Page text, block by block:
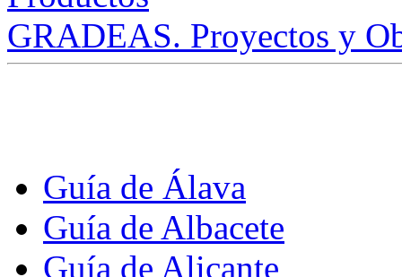
GRADEAS. Proyectos y
Guía de Álava
Guía de Albacete
Guía de Alicante